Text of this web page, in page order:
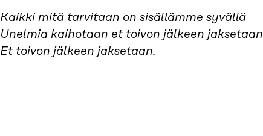
Kaikki mitä tarvitaan on sisällämme syvällä
Unelmia kaihotaan et toivon jälkeen jaksetaan
Et toivon jälkeen jaksetaan.